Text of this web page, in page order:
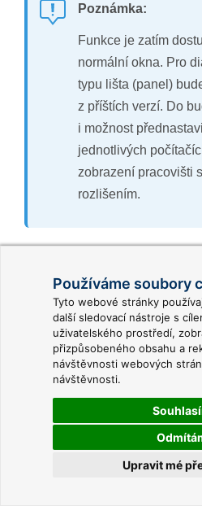
Používáme soubory
Tyto webové stránky
další sledovací nástroje s
uživatelského prostředí,
přizpůsobeného obsahu a
návštěvnosti webových
návštěvnosti.
Upravit mé
Poznámka:
Funkce je zatím
normální okna. Pro
typu lišta (panel)
z příštích verzí. Do
i možnost
jednotlivých
zobrazení pracovišti
rozlišením.
proměnnéJe k dispozici
doplněny další typy
Web server – přijatá data
Web server – odeslaná
Web server – požadavky
Web server – požadavky
Počet vláken programu
Počet vláken programu
Počet GDI objektů